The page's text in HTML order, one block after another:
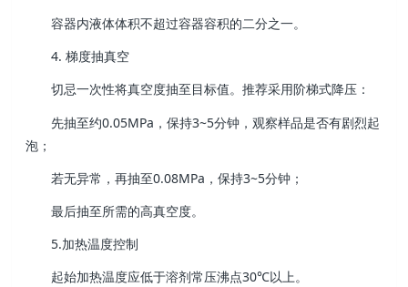
容器内液体体积不超过容器容积的二分之一。
4. 梯度抽真空
切忌一次性将真空度抽至目标值。推荐采用阶梯式降压：
先抽至约0.05MPa，保持3~5分钟，观察样品是否有剧烈起
泡；
若无异常，再抽至0.08MPa，保持3~5分钟；
最后抽至所需的高真空度。
5.加热温度控制
起始加热温度应低于溶剂常压沸点30℃以上。